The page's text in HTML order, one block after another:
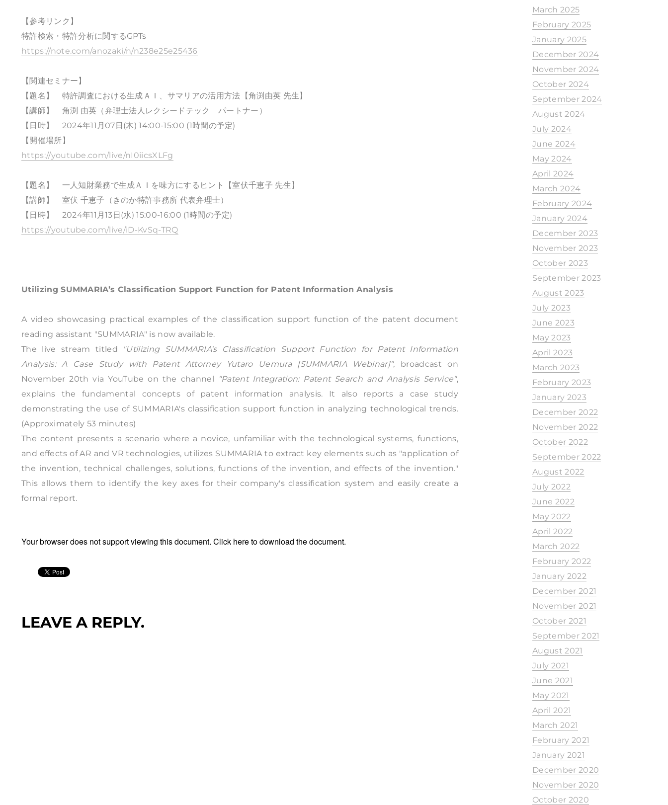
【参考リンク】
特許検索・特許分析に関するGPTs
https://note.com/anozaki/n/n238e25e25436
【関連セミナー】
【題名】 特許調査における生成ＡＩ、サマリアの活用方法【角渕由英 先生】
【講師】 角渕 由英（弁理士法人レクシードテック パートナー）
【日時】 2024年11月07日(木) 14:00-15:00 (1時間の予定)
【開催場所】
https://youtube.com/live/nI0iicsXLFg
【題名】 一人知財業務で生成ＡＩを味方にするヒント【室伏千恵子 先生】
【講師】 室伏 千恵子（きのか特許事務所 代表弁理士）
【日時】 2024年11月13日(水) 15:00-16:00 (1時間の予定)
https://youtube.com/live/iD-KvSq-TRQ
Utilizing SUMMARIA’s Classification Support Function for Patent Information Analysis
A video showcasing practical examples of the classification support function of the patent document
reading assistant "SUMMARIA" is now available.
The live stream titled
"Utilizing SUMMARIA's Classification Support Function for Patent Information
Analysis: A Case Study with Patent Attorney Yutaro Uemura [SUMMARIA Webinar]", broadcast on
November 20th via YouTube on the channel
"Patent Integration: Patent Search and Analysis Service",
explains the fundamental concepts of patent information analysis. It also reports a case study
demonstrating the use of SUMMARIA's classification support function in analyzing technological trends.
(Approximately 53 minutes)
The content presents a scenario where a novice, unfamiliar with the technological systems, functions,
and effects of AR and VR technologies, utilizes SUMMARIA to extract key elements such as "application of
the invention, technical challenges, solutions, functions of the invention, and effects of the invention."
This allows them to identify the key axes for their company's classification system and easily create a
formal report.
Your browser does not support viewing this document. Click hereto download the document.
LEAVE A REPLY.
March 2025
February 2025
January 2025
December 2024
November 2024
October 2024
September 2024
August 2024
July 2024
June 2024
May 2024
April 2024
March 2024
February 2024
January 2024
December 2023
November 2023
October 2023
September 2023
August 2023
July 2023
June 2023
May 2023
April 2023
March 2023
February 2023
January 2023
December 2022
November 2022
October 2022
September 2022
August 2022
July 2022
June 2022
May 2022
April 2022
March 2022
February 2022
January 2022
December 2021
November 2021
October 2021
September 2021
August 2021
July 2021
June 2021
May 2021
April 2021
March 2021
February 2021
January 2021
December 2020
November 2020
October 2020